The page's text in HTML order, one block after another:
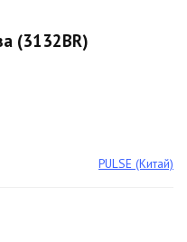
(3132BR)
PULSE (Китай)